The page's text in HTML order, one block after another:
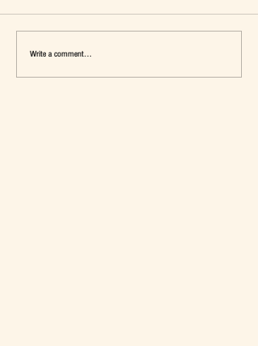
เมื่อ Self-concept ถูกเติมเต็ม Fashion อาจ
จะไม่ใช่คำตอบ
Write a comment...